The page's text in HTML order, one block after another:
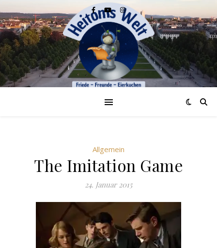
Allgemein
The Imitation Game
24. Januar 2015